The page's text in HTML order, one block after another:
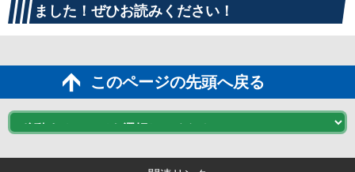
ました！ぜひお読みください！
このページの先頭へ戻る